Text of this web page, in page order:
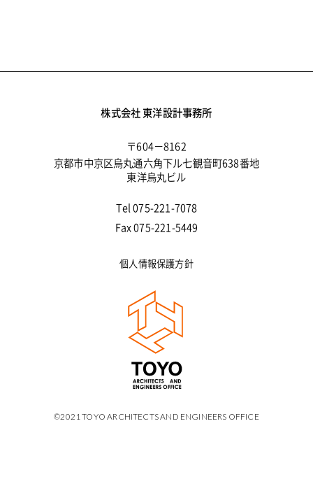
株式会社 東洋設計事務所
〒604－8162
京都市中京区烏丸通六角下ル七観音町638番地
東洋烏丸ビル
Tel 075-221-7078
Fax 075-221-5449
個人情報保護方針
©2021 TOYO ARCHITECTS AND ENGINEERS OFFICE